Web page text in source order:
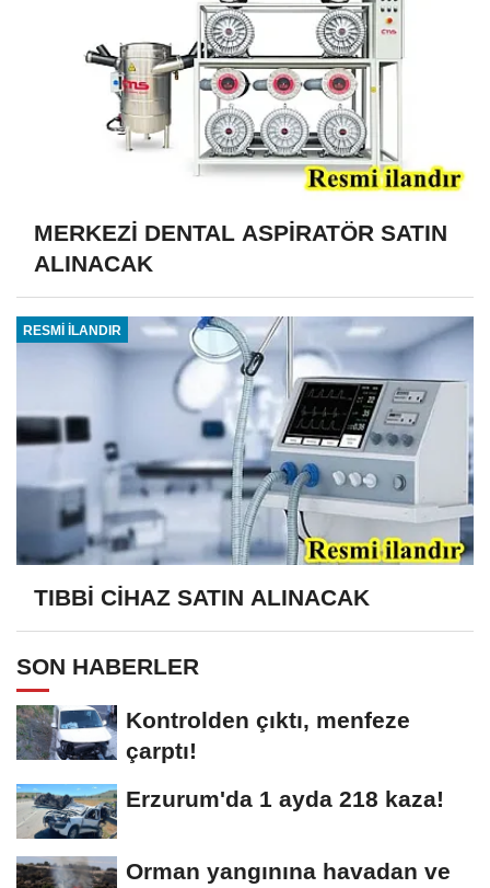
MERKEZİ DENTAL ASPİRATÖR SATIN
ALINACAK
RESMİ İLANDIR
TIBBİ CİHAZ SATIN ALINACAK
SON HABERLER
Kontrolden çıktı, menfeze
çarptı!
Erzurum'da 1 ayda 218 kaza!
Orman yangınına havadan ve